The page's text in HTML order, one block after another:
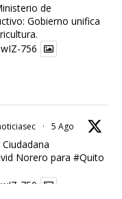
de
Gobierno unifica
.
756
· 5 Ago
Norero para #Quito
750